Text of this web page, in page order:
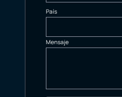
País
Mensaje